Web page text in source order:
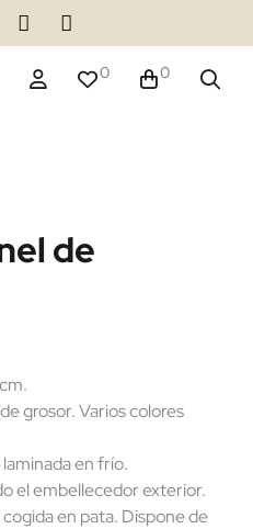
0 0
de
grosor. Varios colores
en frío.
el embellecedor exterior.
en pata. Dispone de